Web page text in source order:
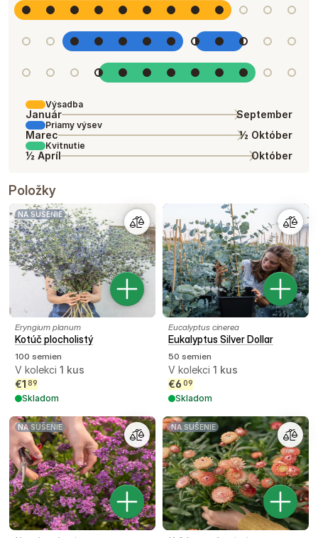
Výsadba
Január September
Priamy výsev
Marec ½ Október
Kvitnutie
½ Apríl Október
Položky
NA SUŠENIE
Eryngium planum
Kotúč plocholistý
100 semien
V kolekci 1 kus
€1 89
Skladom
Eucalyptus cinerea
Eukalyptus Silver Dollar
50 semien
V kolekci 1 kus
€6 09
Skladom
NA SUŠENIE NA SUŠENIE